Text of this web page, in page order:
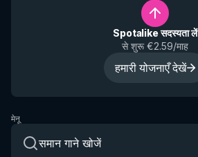
Spotalike सदस्यता लें
से शुरू €2.59/माह
हमारी योजनाएँ देखें
मेनू
समान गाने खोजें